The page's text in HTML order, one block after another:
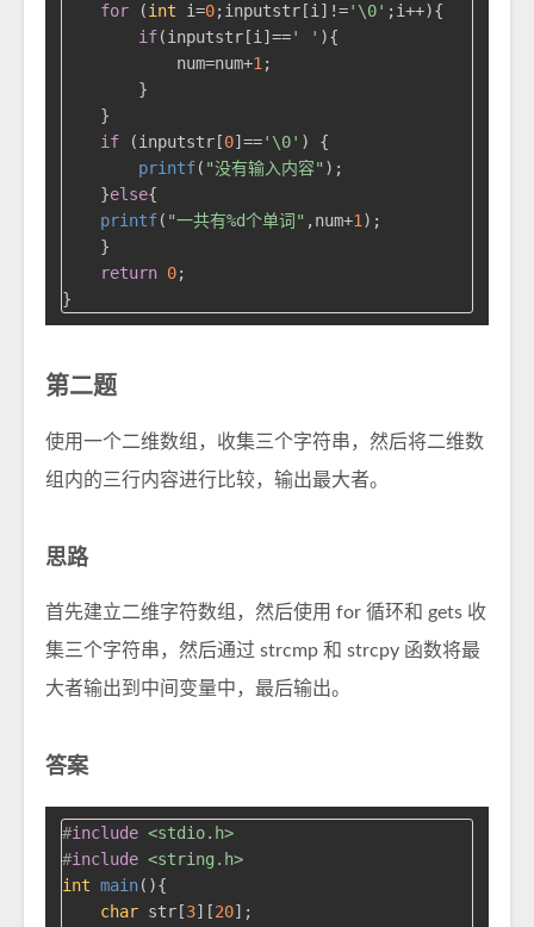
for (int i=0;inputstr[i]!='\0' ;i++){
if(inputstr[i]==' ' ){
            num=num+
1 ;
        }
    }
if (inputstr[0]=='\0' ) {
printf( "没有输入内容" );
    }
else{
printf( "一共有%d个单词" ,num+1 );
    }
return 0;
第二题
使用一个二维数组，收集三个字符串，然后将二维数
组内的三行内容进行比较，输出最大者。
思路
首先建立二维字符数组，然后使用 for 循环和 gets 收
集三个字符串，然后通过 strcmp 和 strcpy 函数将最
大者输出到中间变量中，最后输出。
答案
#include <stdio.h>
#include <string.h>
int main(){
char str[3][20];